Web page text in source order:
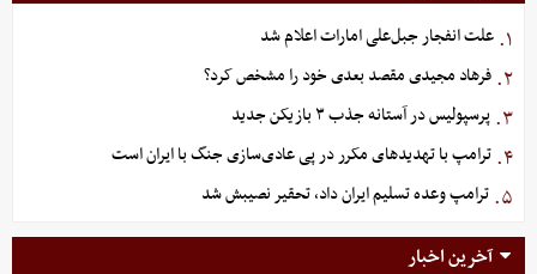
۱. علت انفجار جبل‌علی امارات اعلام شد
۲. فرهاد مجیدی مقصد بعدی خود را مشخص کرد؟
۳. پرسپولیس در آستانه جذب ۳ بازیکن جدید
۴. ترامپ با تهدیدهای مکرر در پی عادی‌سازی جنگ با ایران است
۵. ترامپ وعده تسلیم ایران داد، تحقیر نصیبش شد
آخرین اخبار